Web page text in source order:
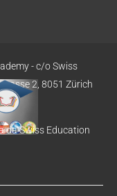
-c/o Swiss
2, 8051 Zürich
da Swiss Education